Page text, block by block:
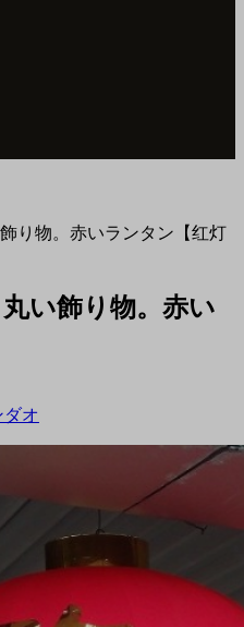
り物。赤いランタン【红灯
い飾り物。赤い
オ